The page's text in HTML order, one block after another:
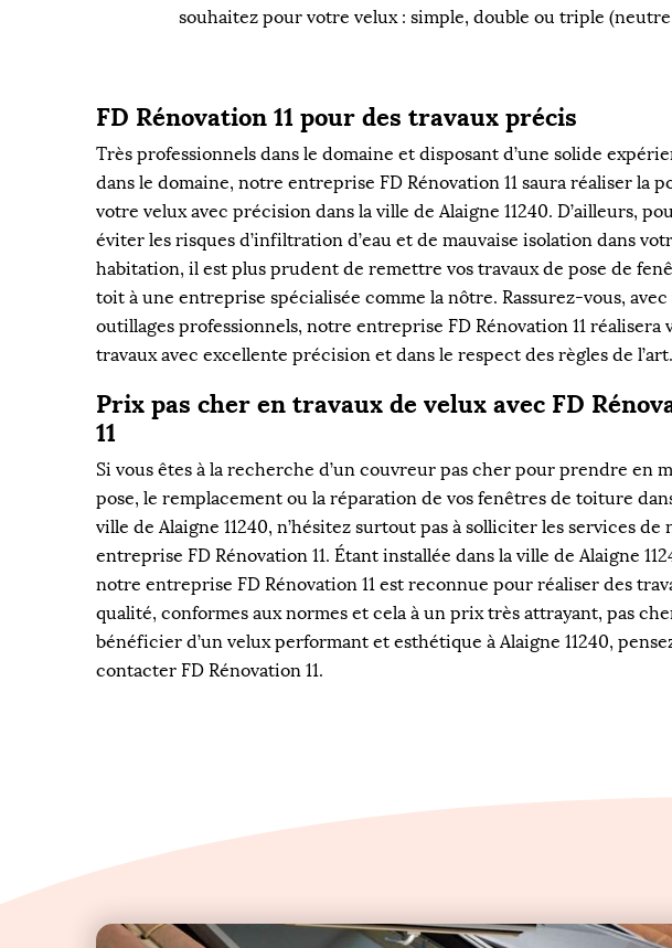
souhaitez pour votre velux : simple, double ou triple (neutre
FD Rénovation 11 pour des travaux précis
Très professionnels dans le domaine et disposant d’une solide
dans le domaine, notre entreprise FD Rénovation 11 saura réaliser la
votre velux avec précision dans la ville de Alaigne 11240. D’ailleurs,
éviter les risques d’infiltration d’eau et de mauvaise isolation dans
habitation, il est plus prudent de remettre vos travaux de pose de
toit à une entreprise spécialisée comme la nôtre. Rassurez-vous, avec
outillages professionnels, notre entreprise FD Rénovation 11 réalisera
travaux avec excellente précision et dans le respect des règles de l’art.
Prix pas cher en travaux de velux avec FD
11
Si vous êtes à la recherche d’un couvreur pas cher pour prendre en
pose, le remplacement ou la réparation de vos fenêtres de toiture
ville de Alaigne 11240, n’hésitez surtout pas à solliciter les services de
entreprise FD Rénovation 11. Étant installée dans la ville de Alaigne
notre entreprise FD Rénovation 11 est reconnue pour réaliser des
qualité, conformes aux normes et cela à un prix très attrayant, pas
bénéficier d’un velux performant et esthétique à Alaigne 11240,
contacter FD Rénovation 11.